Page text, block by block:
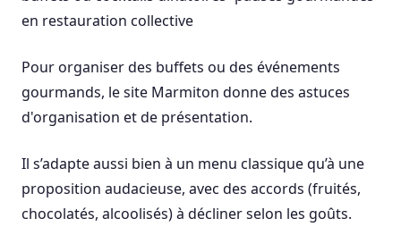
en restauration collective
Pour organiser des buffets ou des événements
gourmands, le site Marmiton donne des astuces
d'organisation et de présentation.
Il s’adapte aussi bien à un menu classique qu’à une
proposition audacieuse, avec des accords (fruités,
chocolatés, alcoolisés) à décliner selon les goûts.